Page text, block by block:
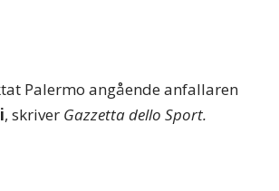
Palermo angående anfallaren
, skriver Gazzetta dello Sport.